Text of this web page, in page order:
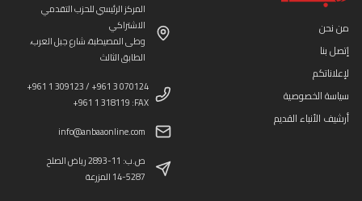
من نحن
إتصل بنا
لإعلاناتكم
سياسة الخصوصية
أرشيف الأنباء القديم
المركز الرئيسي للحزب التقدمي
الاشتراكي
وطى المصيطبة، شارع جبل العرب،
الطابق الثالث
+961 1 309123 / +961 3 070124
+961 1 318119 :FAX
info@anbaaonline.com
ص.ب: 11-2893 رياض الصلح
14-5287 المزرعة